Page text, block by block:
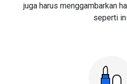
juga harus menggambarkan
seperti